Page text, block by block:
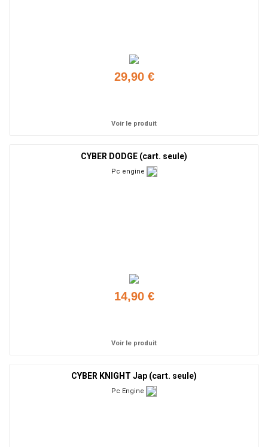
29,90 €
Voir le produit
CYBER DODGE (cart. seule)
Pc engine
14,90 €
Voir le produit
CYBER KNIGHT Jap (cart. seule)
Pc Engine